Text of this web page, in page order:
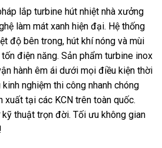
lắp turbine hút nhiệt nhà xưởng
làm mát xanh hiện đại. Hệ thống
độ bên trong, hút khí nóng và mùi
điện năng. Sản phẩm turbine inox
hành êm ái dưới mọi điều kiện thời
nghiệm thi công nhanh chóng
xuất tại các KCN trên toàn quốc.
kỹ thuật trọn đời. Tối ưu không gian